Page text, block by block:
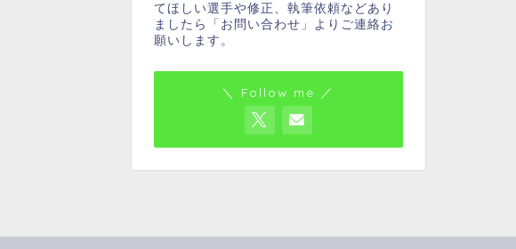
てほしい選手や修正、執筆依頼などあり
ましたら「お問い合わせ」よりご連絡お
願いします。
＼ Follow me ／